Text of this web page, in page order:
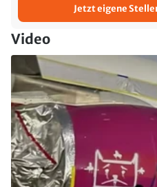
Jetzt eigene
Video